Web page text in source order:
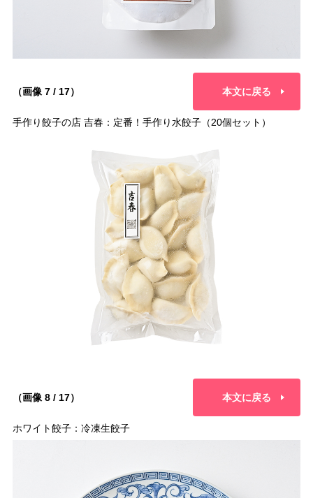
（画像 7 / 17） 本文に戻る
手作り餃子の店 吉春：定番！手作り水餃子（20個セット）
（画像 8 / 17） 本文に戻る
ホワイト餃子：冷凍生餃子